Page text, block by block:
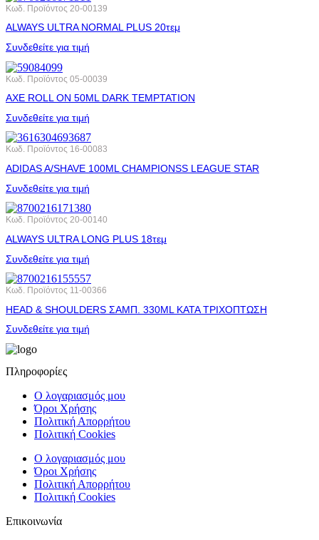
Κωδ. Προϊόντος 20-00139
ALWAYS ULTRA NORMAL PLUS 20τεμ
Συνδεθείτε για τιμή
Κωδ. Προϊόντος 05-00039
AXE ROLL ΟΝ 50ML DARK ΤΕΜΡΤΑΤΙΟΝ
Συνδεθείτε για τιμή
Κωδ. Προϊόντος 16-00083
ADIDAS A/SHAVE 100ML CHAMPIONSS LEAGUE STAR
Συνδεθείτε για τιμή
Κωδ. Προϊόντος 20-00140
ALWAYS ULTRA LONG PLUS 18τεμ
Συνδεθείτε για τιμή
Κωδ. Προϊόντος 11-00366
HEAD & SHOULDERS ΣΑΜΠ. 330ML ΚΑΤΑ ΤΡΙΧΟΠΤΩΣΗ
Συνδεθείτε για τιμή
Πληροφορίες
Ο λογαριασμός μου
Όροι Χρήσης
Πολιτική Απορρήτου
Πολιτική Cookies
Ο λογαριασμός μου
Όροι Χρήσης
Πολιτική Απορρήτου
Πολιτική Cookies
Επικοινωνία